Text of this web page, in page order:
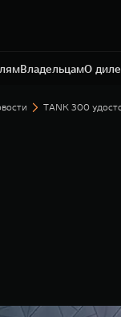
ВладельцамО
TANK 300